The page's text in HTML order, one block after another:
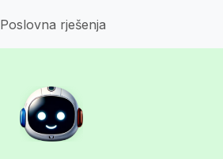
Poslovna rješenja